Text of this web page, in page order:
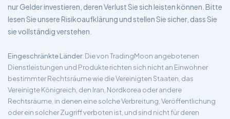
nur Gelder investieren, deren Verlust Sie sich leisten können. Bitte
lesen Sie unsere Risikoaufklärung und stellen Sie sicher, dass Sie
sie vollständig verstehen.
Eingeschränkte Länder: Die von TradingMoon angebotenen
Dienstleistungen und Produkte richten sich nicht an Einwohner
bestimmter Rechtsräume wie die Vereinigten Staaten, das
Vereinigte Königreich, den Iran, Nordkorea oder andere
Rechtsräume, in denen eine solche Verbreitung, Veröffentlichung
oder ein solcher Zugriff verboten ist, und sind nicht für deren